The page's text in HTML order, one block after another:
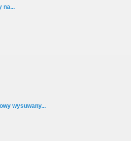
na...
wysuwany...